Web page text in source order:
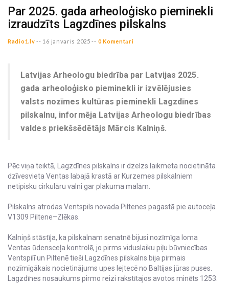
Par 2025. gada arheoloģisko pieminekli
izraudzīts Lagzdīnes pilskalns
Radio1.lv -- 16 janvaris 2025 -- 0 Komentāri
Latvijas Arheologu biedrība par Latvijas 2025.
gada arheoloģisko pieminekli ir izvēlējusies
valsts nozīmes kultūras pieminekli Lagzdīnes
pilskalnu, informēja Latvijas Arheologu biedrības
valdes priekšsēdētājs Mārcis Kalniņš.
Pēc viņa teiktā, Lagzdīnes pilskalns ir dzelzs laikmeta nocietināta
dzīvesvieta Ventas labajā krastā ar Kurzemes pilskalniem
netipisku cirkulāru valni gar plakuma malām.
Pilskalns atrodas Ventspils novada Piltenes pagastā pie autoceļa
V1309 Piltene–Zlēkas.
Kalniņš stāstīja, ka pilskalnam senatnē bijusi nozīmīga loma
Ventas ūdensceļa kontrolē, jo pirms viduslaiku piļu būvniecības
Ventspilī un Piltenē tieši Lagzdīnes pilskalns bija pirmais
nozīmīgākais nocietinājums upes lejtecē no Baltijas jūras puses.
Lagzdīnes nosaukums pirmo reizi rakstītajos avotos minēts 1253.